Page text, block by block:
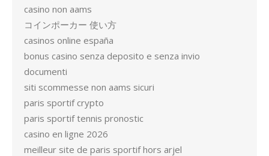
casino non aams
コインポーカー 使い方
casinos online españa
bonus casino senza deposito e senza invio
documenti
siti scommesse non aams sicuri
paris sportif crypto
paris sportif tennis pronostic
casino en ligne 2026
meilleur site de paris sportif hors arjel